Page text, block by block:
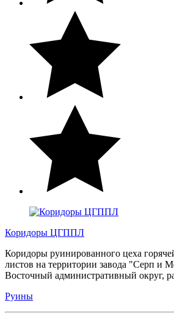
Коридоры ЦГППЛ
Коридоры руинированного цеха
листов на территории завода "Серп и
Восточный административный округ,
Руины